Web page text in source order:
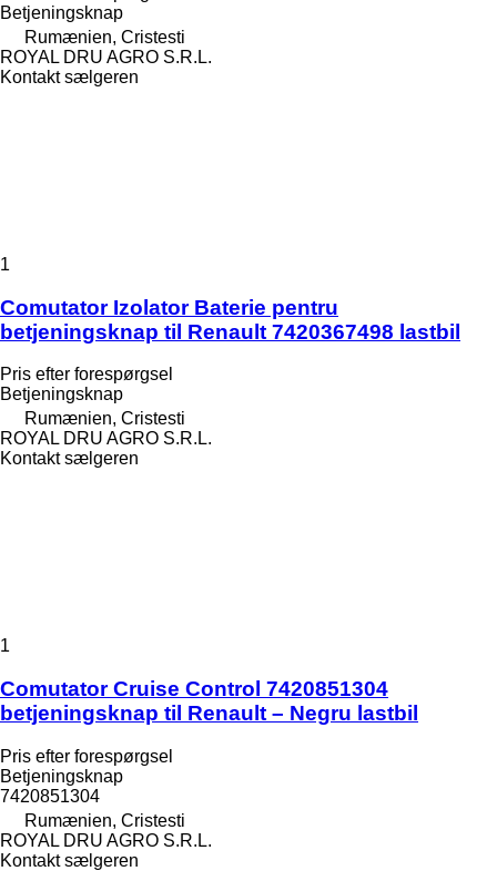
Betjeningsknap
Rumænien, Cristesti
ROYAL DRU AGRO S.R.L.
Kontakt sælgeren
1
Comutator Izolator Baterie pentru
betjeningsknap til Renault 7420367498 lastbil
Pris efter forespørgsel
Betjeningsknap
Rumænien, Cristesti
ROYAL DRU AGRO S.R.L.
Kontakt sælgeren
1
Comutator Cruise Control 7420851304
betjeningsknap til Renault – Negru lastbil
Pris efter forespørgsel
Betjeningsknap
7420851304
Rumænien, Cristesti
ROYAL DRU AGRO S.R.L.
Kontakt sælgeren